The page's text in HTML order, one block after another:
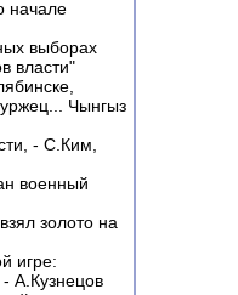
начале
выборах
власти"
Чынгыз
- С.Ким,
военный
золото на
игре:
А.Кузнецов